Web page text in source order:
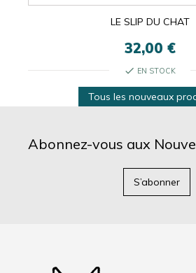
LE SLIP DU CHAT
32,00 €
check EN STOCK
Tous les nouveaux
Abonnez-vous aux
S’abonner